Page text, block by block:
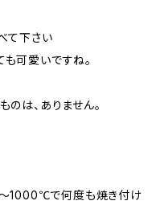
て下さい
可愛いですね。
のは、ありません。
1000℃で何度も焼き付け